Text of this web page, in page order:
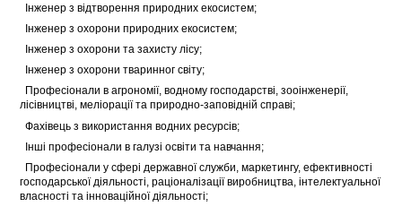
 Інженер з відтворення природних екосистем;
 Інженер з охорони природних екосистем;
 Інженер з охорони та захисту лісу;
 Інженер з охорони тваринног світу;
 Професіонали в агрономії, водному господарстві, зооінженерії,
лісівництві, меліорації та природно-заповідній справі;
 Фахівець з використання водних ресурсів;
 Інші професіонали в галузі освіти та навчання;
 Професіонали у сфері державної служби, маркетингу, ефективності
господарської діяльності, раціоналізації виробництва, інтелектуальної
власності та інноваційної діяльності;